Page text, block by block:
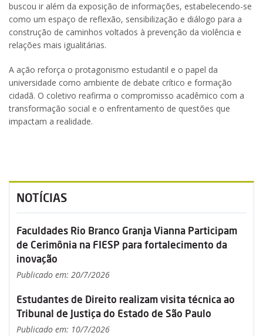
buscou ir além da exposição de informações, estabelecendo-se
como um espaço de reflexão, sensibilização e diálogo para a
construção de caminhos voltados à prevenção da violência e
relações mais igualitárias.
A ação reforça o protagonismo estudantil e o papel da
universidade como ambiente de debate crítico e formação
cidadã. O coletivo reafirma o compromisso acadêmico com a
transformação social e o enfrentamento de questões que
impactam a realidade.
NOTÍCIAS
Faculdades Rio Branco Granja Vianna Participam
de Cerimônia na FIESP para fortalecimento da
inovação
Publicado em: 20/7/2026
Estudantes de Direito realizam visita técnica ao
Tribunal de Justiça do Estado de São Paulo
Publicado em: 10/7/2026